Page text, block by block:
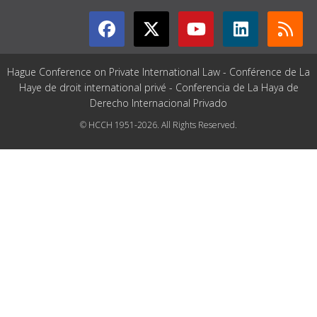
Hague Conference on Private International Law - Conférence de La
Haye de droit international privé - Conferencia de La Haya de
Derecho Internacional Privado
© HCCH 1951-2026. All Rights Reserved.